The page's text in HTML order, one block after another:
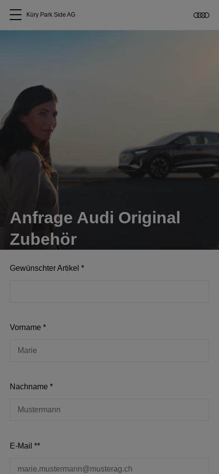
Audi kaufen
Service & Reparatur
Audi Original Zubehör
Geschäftskunden
Küry Park Side AG
Anfrage Audi Original
Zubehör
Gewünschter Artikel *
Vorname *
Nachname *
E-Mail **